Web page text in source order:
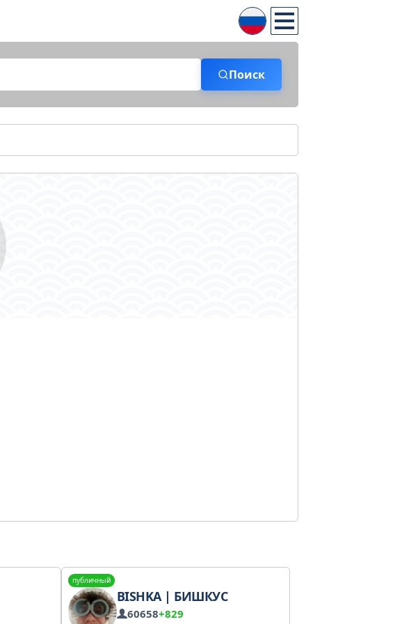
Поиск
публичный
BISHKA | БИШКУС
60658+829